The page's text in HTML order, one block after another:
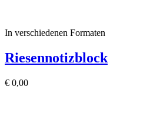
In verschiedenen Formaten
Riesennotizblock
€ 0,00